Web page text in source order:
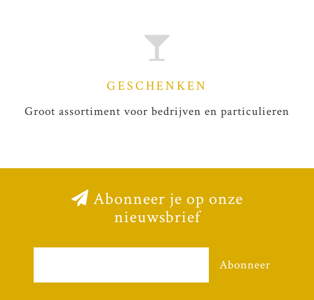
GESCHENKEN
Groot assortiment voor bedrijven en particulieren
Abonneer je op onze
nieuwsbrief
Abonneer